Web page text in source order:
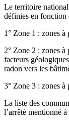
Le territoire
définies en fonction
1° Zone 1 : zones
2° Zone 2 : zones
facteurs
radon vers les
3° Zone 3 : zones
La liste des
l’arrêté mentionné